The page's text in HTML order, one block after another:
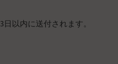
以内に送付されます。